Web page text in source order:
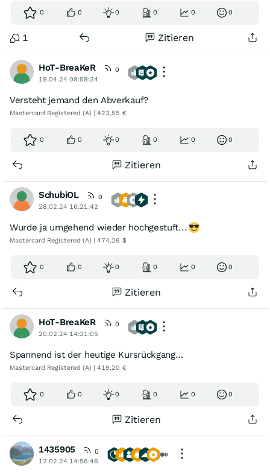
0 0 0 0 0 0
1 Zitieren
HoT-BreaKeR
0
19.04.24 08:59:34
Versteht jemand den Abverkauf?
Mastercard Registered (A) | 423,55 €
0 0 0 0 0 0
Zitieren
SchubiOL
0
28.02.24 16:21:42
Wurde ja umgehend wieder hochgestuft...
Mastercard Registered (A) | 474,26 $
0 0 0 0 0 0
Zitieren
HoT-BreaKeR
0
20.02.24 14:31:05
Spannend ist der heutige Kursrückgang…
Mastercard Registered (A) | 419,20 €
0 0 0 0 0 0
Zitieren
1435905
0
12.02.24 14:56:46